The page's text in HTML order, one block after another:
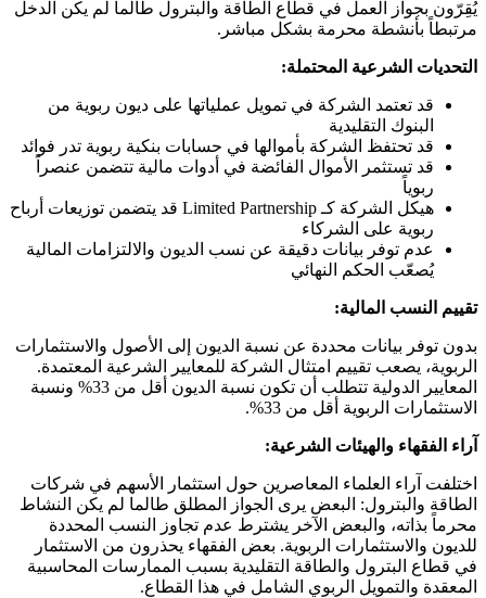
يُقِرّون بجواز العمل في قطاع الطاقة والبترول طالما لم يكن الدخل
مرتبطاً بأنشطة محرمة بشكل مباشر.
التحديات الشرعية المحتملة:
قد تعتمد الشركة في تمويل عملياتها على ديون ربوية من
البنوك التقليدية
قد تحتفظ الشركة بأموالها في حسابات بنكية ربوية تدر فوائد
قد تستثمر الأموال الفائضة في أدوات مالية تتضمن عنصراً
ربوياً
هيكل الشركة كـ Limited Partnership قد يتضمن توزيعات أرباح
ربوية على الشركاء
عدم توفر بيانات دقيقة عن نسب الديون والالتزامات المالية
يُصعّب الحكم النهائي
تقييم النسب المالية:
بدون توفر بيانات محددة عن نسبة الديون إلى الأصول والاستثمارات
الربوية، يصعب تقييم امتثال الشركة للمعايير الشرعية المعتمدة.
المعايير الدولية تتطلب أن تكون نسبة الديون أقل من 33% ونسبة
الاستثمارات الربوية أقل من 33%.
آراء الفقهاء والهيئات الشرعية:
اختلفت آراء العلماء المعاصرين حول استثمار الأسهم في شركات
الطاقة والبترول: البعض يرى الجواز المطلق طالما لم يكن النشاط
محرماً بذاته، والبعض الآخر يشترط عدم تجاوز النسب المحددة
للديون والاستثمارات الربوية. بعض الفقهاء يحذرون من الاستثمار
في قطاع البترول والطاقة التقليدية بسبب الممارسات المحاسبية
المعقدة والتمويل الربوي الشامل في هذا القطاع.